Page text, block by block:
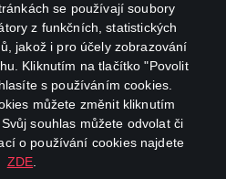
se používají soubory
z funkčních, statistických
jakož i pro účely zobrazování
Kliknutím na tlačítko "Povolit
s používáním cookies.
můžete změnit kliknutím
souhlas můžete odvolat či
o používání cookies najdete
ZDE